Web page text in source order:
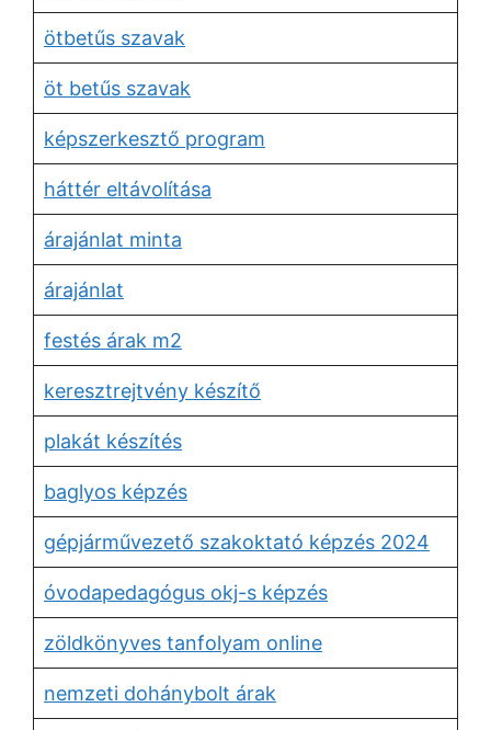
ötbetűs szavak
öt betűs szavak
képszerkesztő program
háttér eltávolítása
árajánlat minta
árajánlat
festés árak m2
keresztrejtvény készítő
plakát készítés
baglyos képzés
gépjárművezető szakoktató képzés 2024
óvodapedagógus okj-s képzés
zöldkönyves tanfolyam online
nemzeti dohánybolt árak